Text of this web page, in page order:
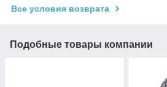
Все условия возврата
Подобные товары компании